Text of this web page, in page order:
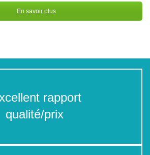
En savoir plus
rapport
qualité/prix